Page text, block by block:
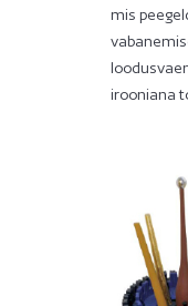
mis
irooniana